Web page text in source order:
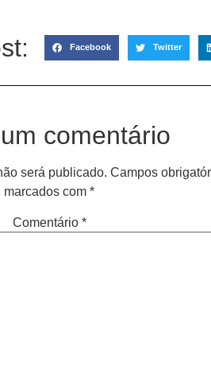
Facebook Twitter
comentário
será publicado. Campos
marcados com*
Comentário *